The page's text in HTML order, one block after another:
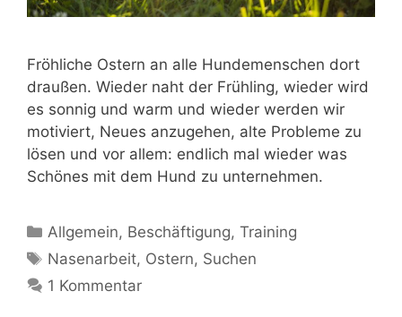
Fröhliche Ostern an alle Hundemenschen dort
draußen. Wieder naht der Frühling, wieder wird
es sonnig und warm und wieder werden wir
motiviert, Neues anzugehen, alte Probleme zu
lösen und vor allem: endlich mal wieder was
Schönes mit dem Hund zu unternehmen.
Allgemein, Beschäftigung,Training
Nasenarbeit, Ostern, Suchen
1 Kommentar